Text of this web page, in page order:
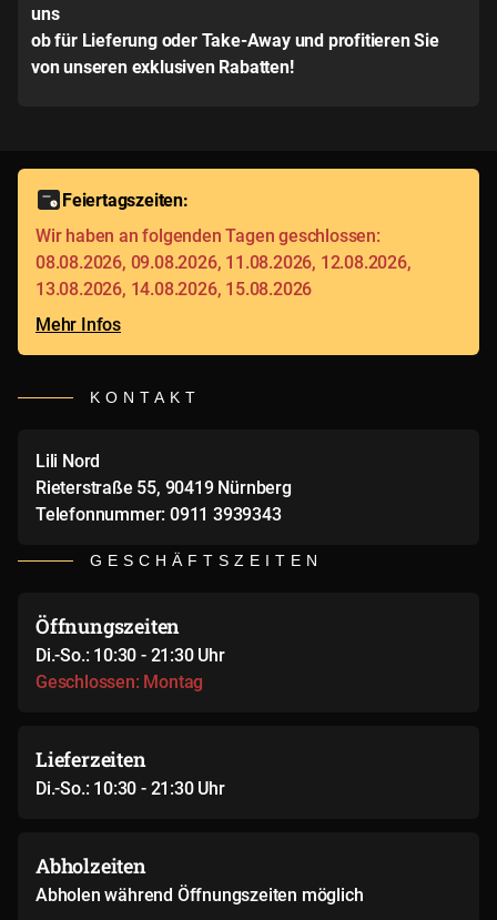
uns
ob für Lieferung oder Take-Away und profitieren Sie
von unseren exklusiven Rabatten!
Feiertagszeiten:
Wir haben an folgenden Tagen geschlossen:
08.08.2026, 09.08.2026, 11.08.2026, 12.08.2026,
13.08.2026, 14.08.2026, 15.08.2026
Mehr Infos
KONTAKT
Lili Nord
Rieterstraße 55, 90419 Nürnberg
Telefonnummer: 0911 3939343
GESCHÄFTSZEITEN
Öffnungszeiten
Di.-So.: 10:30 - 21:30 Uhr
Geschlossen: Montag
Lieferzeiten
Di.-So.: 10:30 - 21:30 Uhr
Abholzeiten
Abholen während Öffnungszeiten möglich